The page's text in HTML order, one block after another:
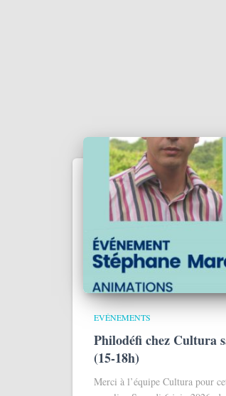
EVÉNEMENTS
Philodéfi chez Cultura
(15-18h)
Merci à l’équipe Cultura pour